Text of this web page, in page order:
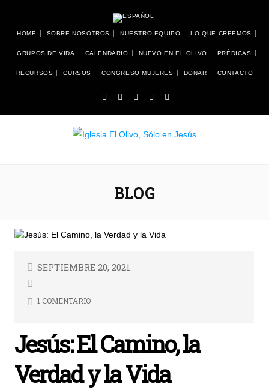
HOME SOBRE NOSOTROS NUESTRO EQUIPO LO QUE CREEMOS
GRUPOS DE VIDA CALENDARIO NUEVO EN EL OLIVO PRÉDICAS
RECURSOS CURSOS CONGRESO MUJERES DONAR CONTACTO
BLOG
SEPTIEMBRE 20, 2021
1 COMENTARIO
Jesús: El Camino, la
Verdad y la Vida